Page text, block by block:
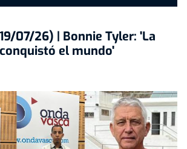
07/26) | Bonnie Tyler: 'La
el mundo'